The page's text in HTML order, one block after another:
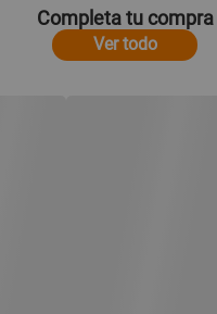
Completa tu compra
Ver todo